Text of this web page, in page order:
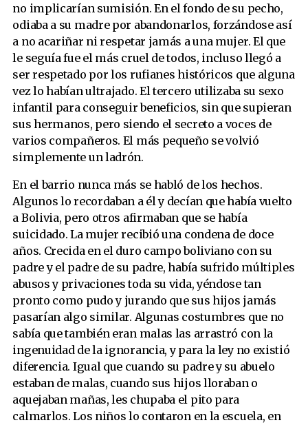
no implicarían sumisión. En el fondo de su pecho,
odiaba a su madre por abandonarlos, forzándose así
a no acariñar ni respetar jamás a una mujer. El que
le seguía fue el más cruel de todos, incluso llegó a
ser respetado por los rufianes históricos que alguna
vez lo habían ultrajado. El tercero utilizaba su sexo
infantil para conseguir beneficios, sin que supieran
sus hermanos, pero siendo el secreto a voces de
varios compañeros. El más pequeño se volvió
simplemente un ladrón.
En el barrio nunca más se habló de los hechos.
Algunos lo recordaban a él y decían que había vuelto
a Bolivia, pero otros afirmaban que se había
suicidado. La mujer recibió una condena de doce
años. Crecida en el duro campo boliviano con su
padre y el padre de su padre, había sufrido múltiples
abusos y privaciones toda su vida, yéndose tan
pronto como pudo y jurando que sus hijos jamás
pasarían algo similar. Algunas costumbres que no
sabía que también eran malas las arrastró con la
ingenuidad de la ignorancia, y para la ley no existió
diferencia. Igual que cuando su padre y su abuelo
estaban de malas, cuando sus hijos lloraban o
aquejaban mañas, les chupaba el pito para
calmarlos. Los niños lo contaron en la escuela, en